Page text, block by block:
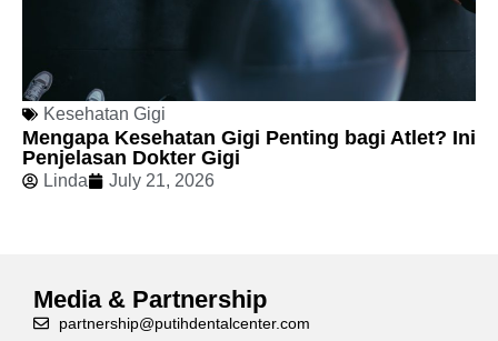
Kesehatan Gigi
Mengapa Kesehatan Gigi Penting bagi Atlet? Ini
Penjelasan Dokter Gigi
Linda July 21, 2026
Media & Partnership
partnership@putihdentalcenter.com